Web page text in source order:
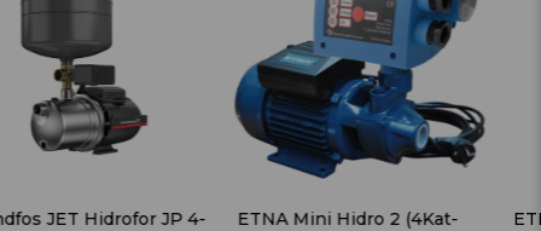
4-
ETNA Mini Hidro 2 (4Kat-
ETNA JET 150-50WS